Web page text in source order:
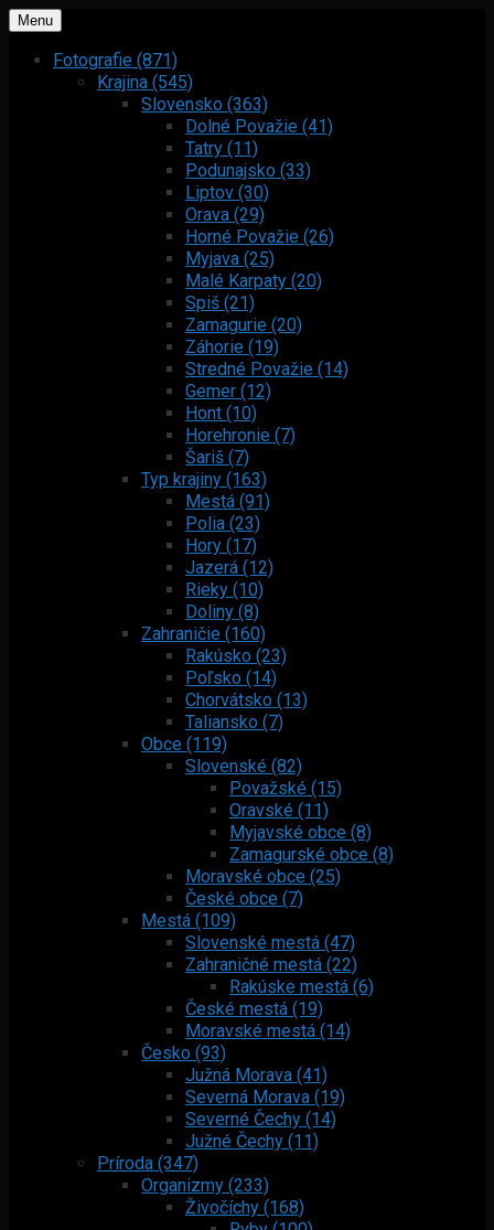
Menu
Fotografie (871)
Krajina (545)
Slovensko (363)
Dolné Považie (41)
Tatry (11)
Podunajsko (33)
Liptov (30)
Orava (29)
Horné Považie (26)
Myjava (25)
Malé Karpaty (20)
Spiš (21)
Zamagurie (20)
Záhorie (19)
Stredné Považie (14)
Gemer (12)
Hont (10)
Horehronie (7)
Šariš (7)
Typ krajiny (163)
Mestá (91)
Polia (23)
Hory (17)
Jazerá (12)
Rieky (10)
Doliny (8)
Zahraničie (160)
Rakúsko (23)
Poľsko (14)
Chorvátsko (13)
Taliansko (7)
Obce (119)
Slovenské (82)
Považské (15)
Oravské (11)
Myjavské obce (8)
Zamagurské obce (8)
Moravské obce (25)
České obce (7)
Mestá (109)
Slovenské mestá (47)
Zahraničné mestá (22)
Rakúske mestá (6)
České mestá (19)
Moravské mestá (14)
Česko (93)
Južná Morava (41)
Severná Morava (19)
Severné Čechy (14)
Južné Čechy (11)
Príroda (347)
Organizmy (233)
Živočíchy (168)